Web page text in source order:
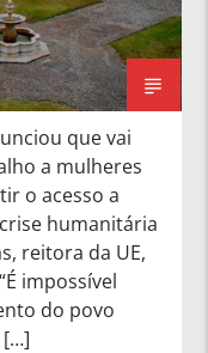
que vai
a mulheres
o acesso a
humanitária
reitora da UE,
impossível
do povo
[…]